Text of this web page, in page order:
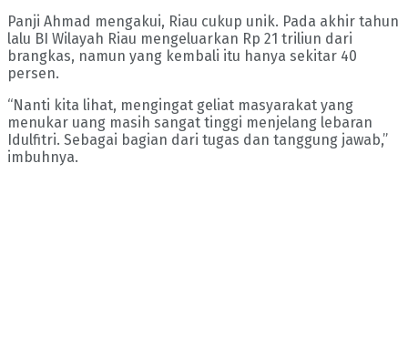
Panji Ahmad mengakui, Riau cukup unik. Pada akhir tahun
lalu BI Wilayah Riau mengeluarkan Rp 21 triliun dari
brangkas, namun yang kembali itu hanya sekitar 40
persen.
“Nanti kita lihat, mengingat geliat masyarakat yang
menukar uang masih sangat tinggi menjelang lebaran
Idulfitri. Sebagai bagian dari tugas dan tanggung jawab,”
imbuhnya.